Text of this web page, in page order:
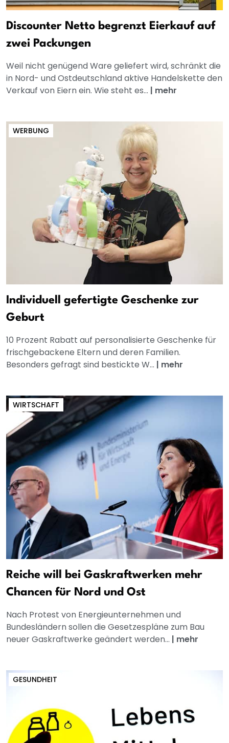
Discounter Netto begrenzt Eierkauf auf
zwei Packungen
Weil nicht genügend Ware geliefert wird, schränkt die
in Nord- und Ostdeutschland aktive Handelskette den
Verkauf von Eiern ein. Wie steht es... | mehr
WERBUNG
Individuell gefertigte Geschenke zur
Geburt
10 Prozent Rabatt auf personalisierte Geschenke für
frischgebackene Eltern und deren Familien.
Besonders gefragt sind bestickte W... | mehr
WIRTSCHAFT
Reiche will bei Gaskraftwerken mehr
Chancen für Nord und Ost
Nach Protest von Energieunternehmen und
Bundesländern sollen die Gesetzespläne zum Bau
neuer Gaskraftwerke geändert werden... | mehr
GESUNDHEIT